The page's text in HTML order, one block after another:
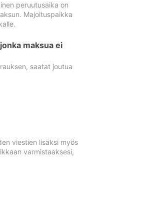
peruutusaika on
Majoituspaikka
maksua ei
saatat joutua
viestien lisäksi myös
varmistaaksesi,